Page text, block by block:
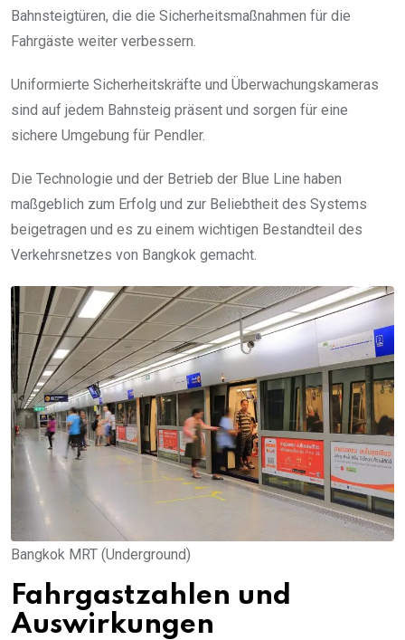
Bahnsteigtüren, die die Sicherheitsmaßnahmen für die
Fahrgäste weiter verbessern.
Uniformierte Sicherheitskräfte und Überwachungskameras
sind auf jedem Bahnsteig präsent und sorgen für eine
sichere Umgebung für Pendler.
Die Technologie und der Betrieb der Blue Line haben
maßgeblich zum Erfolg und zur Beliebtheit des Systems
beigetragen und es zu einem wichtigen Bestandteil des
Verkehrsnetzes von Bangkok gemacht.
Bangkok MRT (Underground)
Fahrgastzahlen und
Auswirkungen